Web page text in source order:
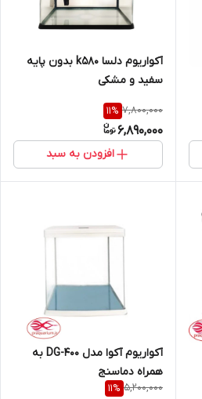
آکواریوم دلسا k580 بدون پایه
سفید و مشکی
7,800,000
11%
6,890,000
افزودن به سبد
آکواریوم آکوا مدل DG-400 به
همراه دماسنج
5,200,000
11%